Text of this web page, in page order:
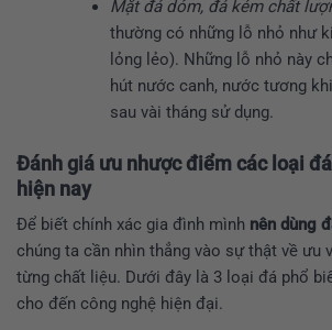
Mặt đá dỏm, đá kém chất
thường có những lỗ nhỏ như
lỏng lẻo). Những lỗ nhỏ này
hút nước canh, nước tương
sau vài tháng sử dụng.
Đánh giá ưu nhược điểm các loại
hiện nay
Để biết chính xác gia đình mình nên dùng
chúng ta cần nhìn thẳng vào sự thật về ưu
từng chất liệu. Dưới đây là 3 loại đá phổ
cho đến công nghệ hiện đại.